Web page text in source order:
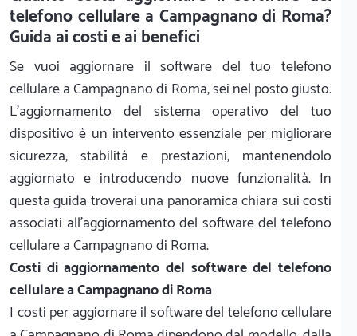
telefono cellulare a Campagnano di Roma?
Guida ai costi e ai benefici
Se vuoi aggiornare il software del tuo telefono
cellulare a Campagnano di Roma, sei nel posto giusto.
L'aggiornamento del sistema operativo del tuo
dispositivo è un intervento essenziale per migliorare
sicurezza, stabilità e prestazioni, mantenendolo
aggiornato e introducendo nuove funzionalità. In
questa guida troverai una panoramica chiara sui costi
associati all'aggiornamento del software del telefono
cellulare a Campagnano di Roma.
Costi di aggiornamento del software del telefono
cellulare a Campagnano di Roma
I costi per aggiornare il software del telefono cellulare